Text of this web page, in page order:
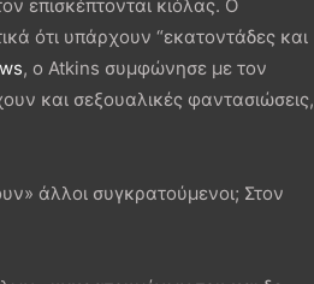
επισκέπτονται κιόλας. Ο
ότι υπάρχουν “εκατοντάδες και
, ο Atkins συμφώνησε με τον
και σεξουαλικές φαντασιώσεις,
άλλοι συγκρατούμενοι; Στον